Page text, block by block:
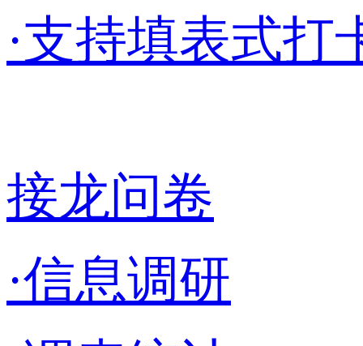
·支持填表式打
接龙问卷
·信息调研